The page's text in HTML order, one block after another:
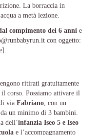
La borraccia in
a metà lezione.
compimento dei 6 anni e
con oggetto:
ritirati gratuitamente
corso. Possiamo attivare il
via Fabriano , con un
un minimo di 3 bambini.
dell’infanzia Iseo 5 e Iseo
e l’accompagnamento